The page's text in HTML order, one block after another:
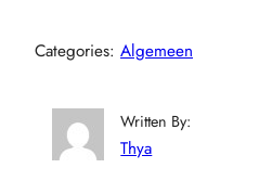
Categories: Algemeen
Written By:
Thya